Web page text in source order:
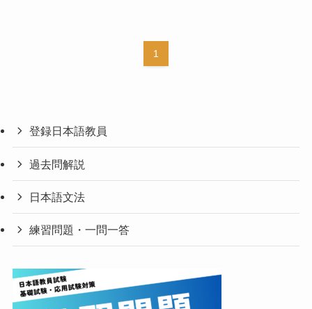
1
登録日本語教員
過去問解説
日本語文法
練習問題・一問一答